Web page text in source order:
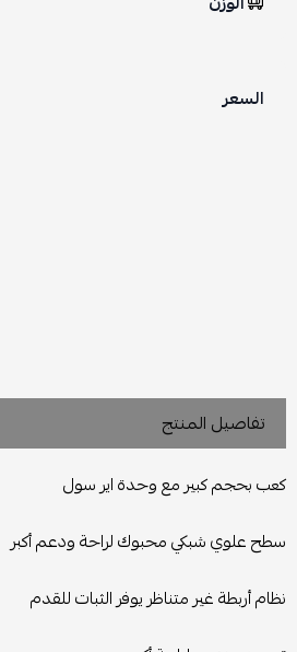
السعر
تفاصيل المنتج
كعب بحجم كبير مع وحدة اير سول
سطح علوي شبكي محبوك لراحة ودعم أكبر
نظام أربطة غير متناظر يوفر الثبات للقدم